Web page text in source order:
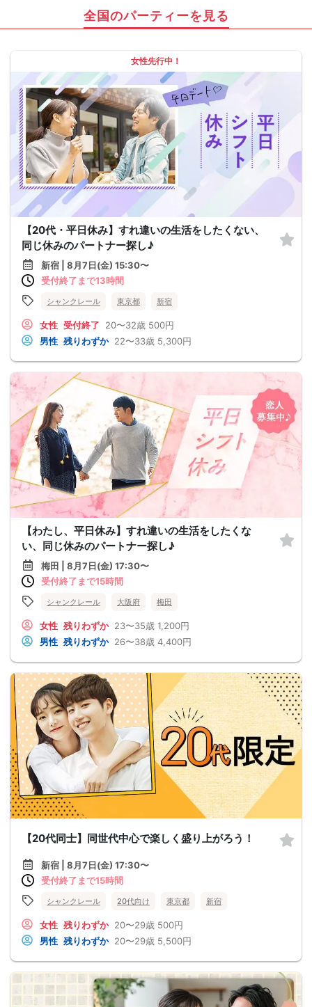
全国のパーティーを見る
女性先行中！
【20代・平日休み】すれ違いの生活をしたくない、
同じ休みのパートナー探し♪
新宿 | 8月7日(金) 15:30〜
受付終了まで13時間
シャンクレール 東京都 新宿
女性 受付終了 20〜32歳 500円
男性 残りわずか 22〜33歳 5,300円
【わたし、平日休み】すれ違いの生活をしたくな
い、同じ休みのパートナー探し♪
梅田 | 8月7日(金) 17:30〜
受付終了まで15時間
シャンクレール 大阪府 梅田
女性 残りわずか 23〜35歳 1,200円
男性 残りわずか 26〜38歳 4,400円
【20代同士】同世代中心で楽しく盛り上がろう！
新宿 | 8月7日(金) 17:30〜
受付終了まで15時間
シャンクレール 20代向け 東京都 新宿
女性 残りわずか 20〜29歳 500円
男性 残りわずか 20〜29歳 5,500円